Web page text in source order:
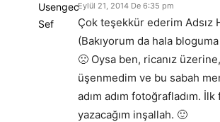
Eylül 21, 2014 De 6:35 pm
Çok teşekkür ederim Adsız
(Bakıyorum da hala
🙁 Oysa ben, ricanız
üşenmedim ve bu sabah
adım adım fotoğrafladım. İlk
yazacağım inşallah. 🙂